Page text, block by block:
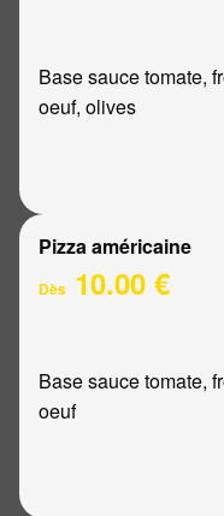
Base sauce tomate,
oeuf, olives
Pizza américaine
Dès 10.00 €
Base sauce tomate,
oeuf